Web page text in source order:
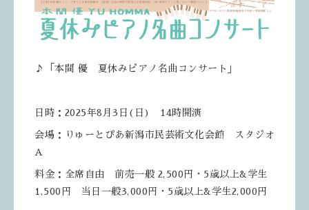
♪「本間 優 夏休みピアノ名曲コンサート」
日時：2025年8月3日(日) 14時開演
会場：りゅーとぴあ新潟市民芸術文化会館 スタジオ
A
料金：全席自由 前売一般 2,500円・5歳以上&学生
1,500円 当日一般3,000円・5歳以上&学生2,000円